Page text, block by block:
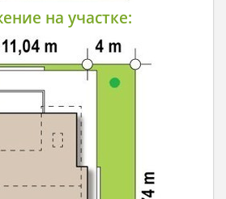
на участке: